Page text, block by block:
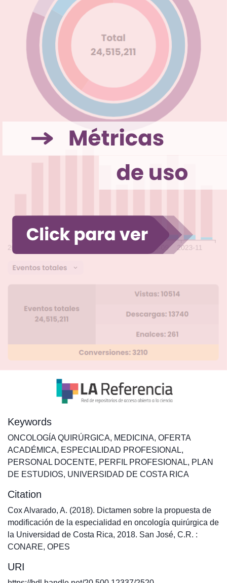
Keywords
ONCOLOGÍA QUIRÚRGICA, MEDICINA, OFERTA
ACADÉMICA, ESPECIALIDAD PROFESIONAL,
PERSONAL DOCENTE, PERFIL PROFESIONAL, PLAN
DE ESTUDIOS, UNIVERSIDAD DE COSTA RICA
Citation
Cox Alvarado, A. (2018). Dictamen sobre la propuesta de
modificación de la especialidad en oncología quirúrgica de
la Universidad de Costa Rica, 2018. San José, C.R. :
CONARE, OPES
URI